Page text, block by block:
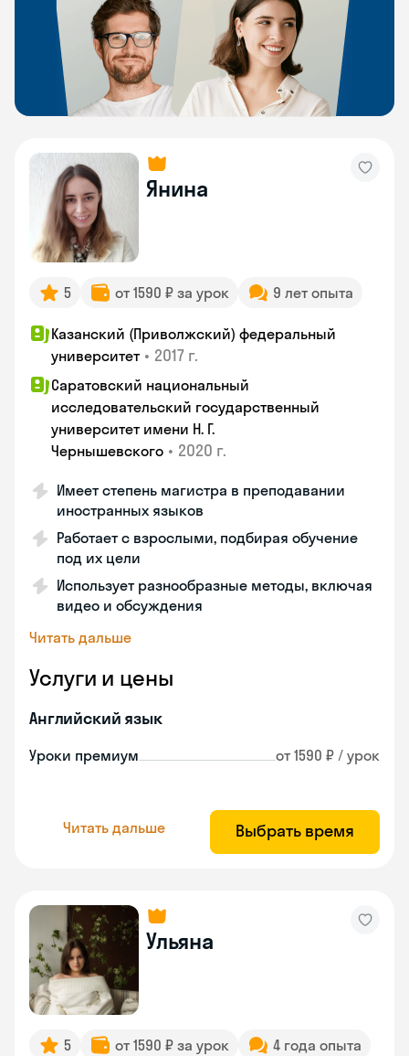
Янина
5 от 1590 ₽ за урок 9 лет опыта
Казанский (Приволжский) федеральный
университет • 2017 г.
Саратовский национальный
исследовательский государственный
университет имени Н. Г.
Чернышевского • 2020 г.
Имеет степень магистра в преподавании
иностранных языков
Работает с взрослыми, подбирая обучение
под их цели
Использует разнообразные методы, включая
видео и обсуждения
Читать дальше
Услуги и цены
Английский язык
Уроки премиум от 1590 ₽ / урок
Читать дальше Выбрать время
Ульяна
5 от 1590 ₽ за урок
4 года опыта